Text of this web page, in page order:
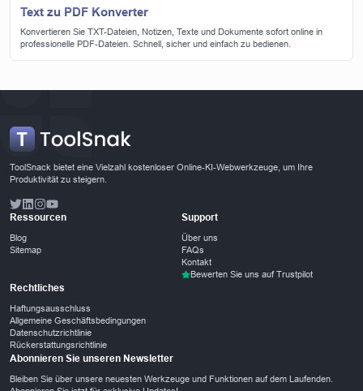
Text zu PDF Konverter
Konvertieren Sie TXT-Dateien, Notizen, Texte und Dokumente sofort online in
professionelle PDF-Dateien. Schnell, sicher und einfach zu bedienen.
ToolSnack bietet eine Vielzahl kostenloser Online-KI-Webwerkzeuge, um Ihre
Produktivität zu steigern.
Ressourcen
Blog
Sitemap
Support
Über uns
FAQs
Kontakt
Bewerten Sie uns auf Trustpilot
Rechtliches
Haftungsausschluss
Allgemeine Geschäftsbedingungen
Datenschutzrichtlinie
Rückerstattungsrichtlinie
Abonnieren Sie unseren Newsletter
Bleiben Sie über unsere neuesten Werkzeuge und Funktionen auf dem Laufenden.